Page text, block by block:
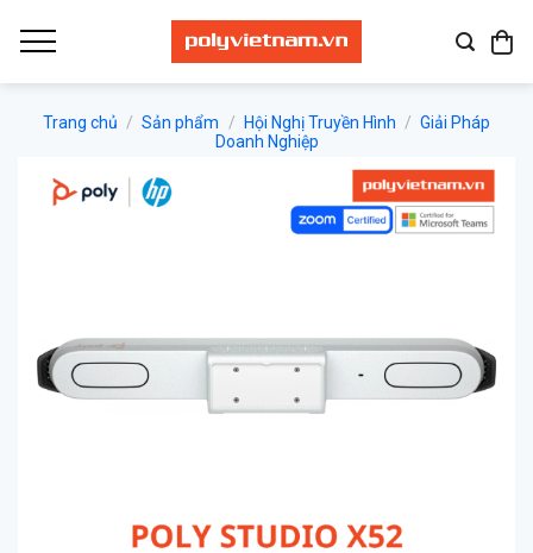
qua
Trang chủ / Sản phẩm / Hội Nghị Truyền Hình / Giải Pháp
Doanh Nghiệp